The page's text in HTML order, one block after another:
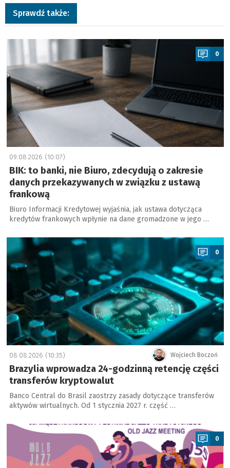
Sprawdź także:
a
0
09.08.2026 (10:07)
BIK: to banki, nie Biuro, zdecydują o zakresie
danych przekazywanych w związku z ustawą
frankową
Biuro Informacji Kredytowej wyjaśnia, jak ustawa dotycząca
kredytów frankowych wpłynie na dane gromadzone w jego …
a
0
Wojciech Boczoń
08.08.2026 (10:35)
Brazylia wprowadza 24-godzinną retencję części
transferów kryptowalut
Banco Central do Brasil zaostrzy zasady dotyczące transferów
aktywów wirtualnych. Od 1 stycznia 2027 r. część …
a
0